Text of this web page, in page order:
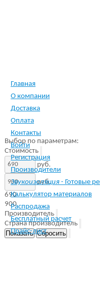
Главная
О компании
Доставка
Оплата
Контакты
Войти
Регистрация
Производители
Звукоизоляция - Готовые
Калькулятор материалов
Распродажа
Бесплатный расчет
Прайс-лист
Выбор по параметрам:
Стоимость
руб.
руб.
690
900
Производитель
Страна производитель